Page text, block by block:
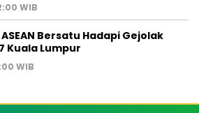
WIB
Bersatu Hadapi Gejolak
Kuala Lumpur
WIB